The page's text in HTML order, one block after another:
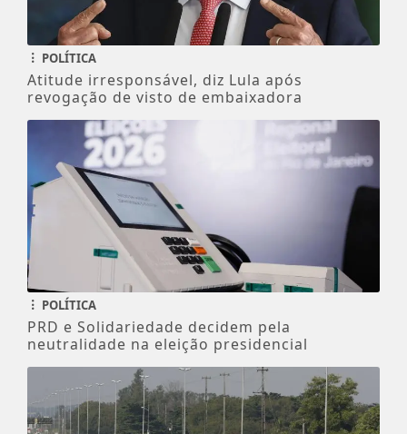
POLÍTICA
Atitude irresponsável, diz Lula após
revogação de visto de embaixadora
POLÍTICA
PRD e Solidariedade decidem pela
neutralidade na eleição presidencial